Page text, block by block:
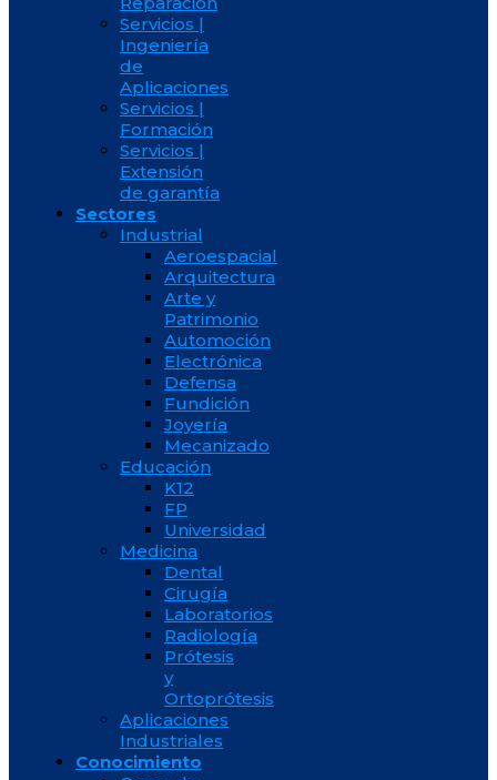
Servicios |
Ingeniería
de
Aplicaciones
Servicios |
Formación
Servicios |
Extensión
de garantía
Sectores
Industrial
Aeroespacial
Arquitectura
Arte y
Patrimonio
Automoción
Electrónica
Defensa
Fundición
Joyería
Mecanizado
Educación
K12
FP
Universidad
Medicina
Dental
Cirugía
Laboratorios
Radiología
Prótesis
y
Ortoprótesis
Aplicaciones
Industriales
Conocimiento